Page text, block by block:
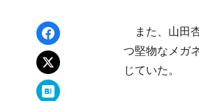
Facebookでシェア
xでポスト
はてなブックマーク
また、山田
つ堅物なメガ
じていた。